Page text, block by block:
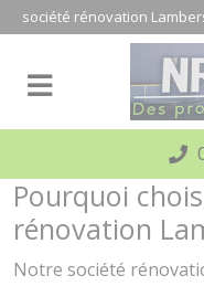
société rénovation
Pourquoi
rénovation
Notre société
Panneau de gestion des